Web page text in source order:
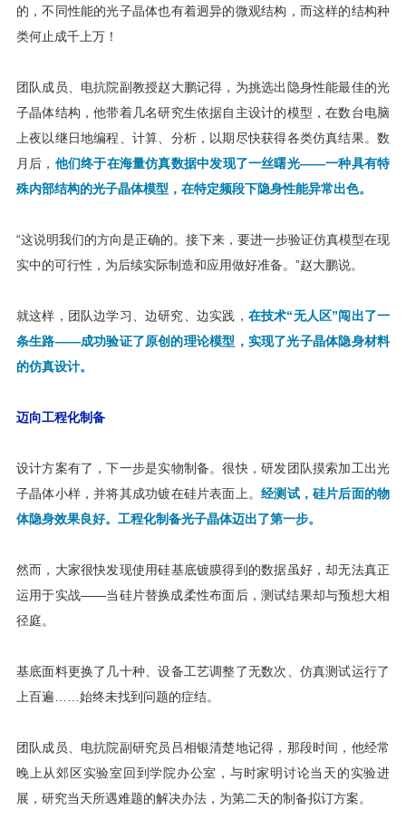
的，不同性能的光子晶体也有着迥异的微观结构，而这样的结构种
类何止成千上万！
团队成员、电抗院副教授赵大鹏记得，为挑选出隐身性能最佳的光
子晶体结构，他带着几名研究生依据自主设计的模型，在数台电脑
上夜以继日地编程、计算、分析，以期尽快获得各类仿真结果。数
月后， 他们终于在海量仿真数据中发现了一丝曙光——一种具有特
殊内部结构的光子晶体模型，在特定频段下隐身性能异常出色。
“这说明我们的方向是正确的。接下来，要进一步验证仿真模型在现
实中的可行性，为后续实际制造和应用做好准备。”赵大鹏说。
就这样，团队边学习、边研究、边实践， 在技术“无人区”闯出了一
条生路——成功验证了原创的理论模型，实现了光子晶体隐身材料
的仿真设计。
迈向工程化制备
设计方案有了，下一步是实物制备。很快，研发团队摸索加工出光
子晶体小样，并将其成功镀在硅片表面上。经测试，硅片后面的物
体隐身效果良好。工程化制备光子晶体迈出了第一步。
然而，大家很快发现使用硅基底镀膜得到的数据虽好，却无法真正
运用于实战——当硅片替换成柔性布面后，测试结果却与预想大相
径庭。
基底面料更换了几十种、设备工艺调整了无数次、仿真测试运行了
上百遍……始终未找到问题的症结。
团队成员、电抗院副研究员吕相银清楚地记得，那段时间，他经常
晚上从郊区实验室回到学院办公室，与时家明讨论当天的实验进
展，研究当天所遇难题的解决办法，为第二天的制备拟订方案。